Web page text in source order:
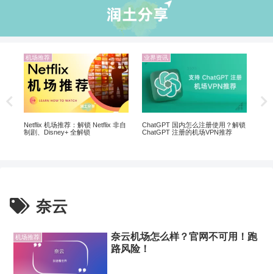
机场推荐
Netflix 机场推荐：解锁 Netflix 非自
制剧、Disney+ 全解锁
业界资讯
ChatGPT 国内怎么注册使用？解锁
ChatGPT 注册的机场VPN推荐
奈云
机场推荐
奈云机场怎么样？官网不可用！跑
路风险！